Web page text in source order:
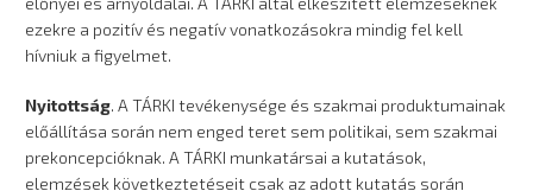
ezekre a pozitív és negatív vonatkozásokra mindig fel kell
hívniuk a figyelmet.
Nyitottság. A TÁRKI tevékenysége és szakmai produktumainak
előállítása során nem enged teret sem politikai, sem szakmai
prekoncepcióknak. A TÁRKI munkatársai a kutatások,
elemzések következtetéseit csak az adott kutatás során